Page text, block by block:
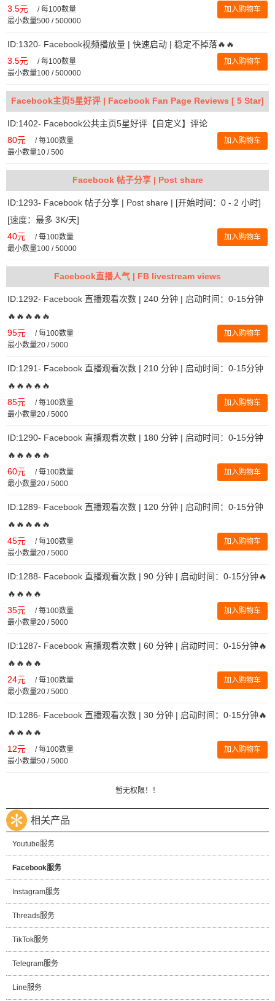
3.5元 /每100数量
最小数量500 / 500000
加入购物车
ID:1320- Facebook视频播放量 | 快速启动 | 稳定不掉落🔥🔥
3.5元 /每100数量
最小数量100 / 500000
加入购物车
Facebook主页5星好评 | Facebook Fan Page Reviews [ 5 Star]
ID:1402- Facebook公共主页5星好评【自定义】评论
80元 /每100数量
最小数量10 / 500
加入购物车
Facebook 帖子分享 | Post share
ID:1293- Facebook 帖子分享 | Post share | [开始时间：0 - 2 小时]
[速度：最多 3K/天]
40元 /每100数量
最小数量100 / 50000
加入购物车
Facebook直播人气 | FB livestream views
ID:1292- Facebook 直播观看次数 | 240 分钟 | 启动时间：0-15分钟
🔥🔥🔥🔥🔥
95元 /每100数量
最小数量20 / 5000
加入购物车
ID:1291- Facebook 直播观看次数 | 210 分钟 | 启动时间：0-15分钟
🔥🔥🔥🔥🔥
85元 /每100数量
最小数量20 / 5000
加入购物车
ID:1290- Facebook 直播观看次数 | 180 分钟 | 启动时间：0-15分钟
🔥🔥🔥🔥🔥
60元 /每100数量
最小数量20 / 5000
加入购物车
ID:1289- Facebook 直播观看次数 | 120 分钟 | 启动时间：0-15分钟
🔥🔥🔥🔥🔥
45元 /每100数量
最小数量20 / 5000
加入购物车
ID:1288- Facebook 直播观看次数 | 90 分钟 | 启动时间：0-15分钟🔥
🔥🔥🔥🔥
35元 /每100数量
最小数量20 / 5000
加入购物车
ID:1287- Facebook 直播观看次数 | 60 分钟 | 启动时间：0-15分钟🔥
🔥🔥🔥🔥
24元 /每100数量
最小数量20 / 5000
加入购物车
ID:1286- Facebook 直播观看次数 | 30 分钟 | 启动时间：0-15分钟🔥
🔥🔥🔥🔥
12元 /每100数量
最小数量50 / 5000
加入购物车
暂无权限！！
相关产品
Youtube服务
Facebook服务
Instagram服务
Threads服务
TikTok服务
Telegram服务
Line服务